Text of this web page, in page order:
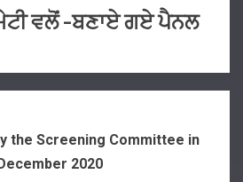
ਵਲੋਂ -ਬਣਾਏ ਗਏ ਪੈਨਲ
the Screening Committee in
2020